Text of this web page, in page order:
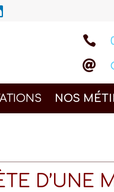


NOS
D’UNE